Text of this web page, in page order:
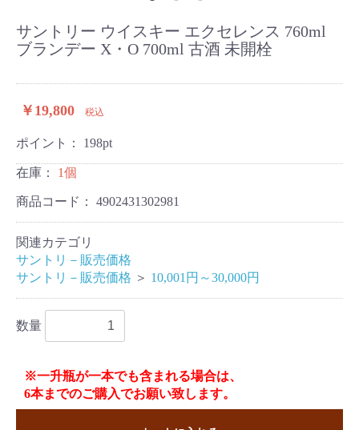
サントリー ウイスキー エクセレンス 760ml
ブランデー X・O 700ml 古酒 未開栓
￥19,800 税込
ポイント： 198pt
在庫： 1個
商品コード： 4902431302981
関連カテゴリ
サントリ－販売価格
サントリ－販売価格 ＞ 10,001円～30,000円
数量
※一升瓶が一本でも含まれる場合は、
6本までのご購入でお願い致します。